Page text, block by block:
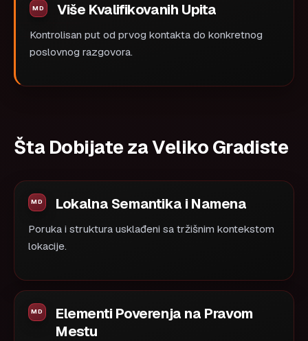
Više Kvalifikovanih Upita
Kontrolisan put od prvog kontakta do konkretnog
poslovnog razgovora.
Šta Dobijate za Veliko Gradiste
Lokalna Semantika i Namena
Poruka i struktura usklađeni sa tržišnim kontekstom
lokacije.
Elementi Poverenja na Pravom
Mestu